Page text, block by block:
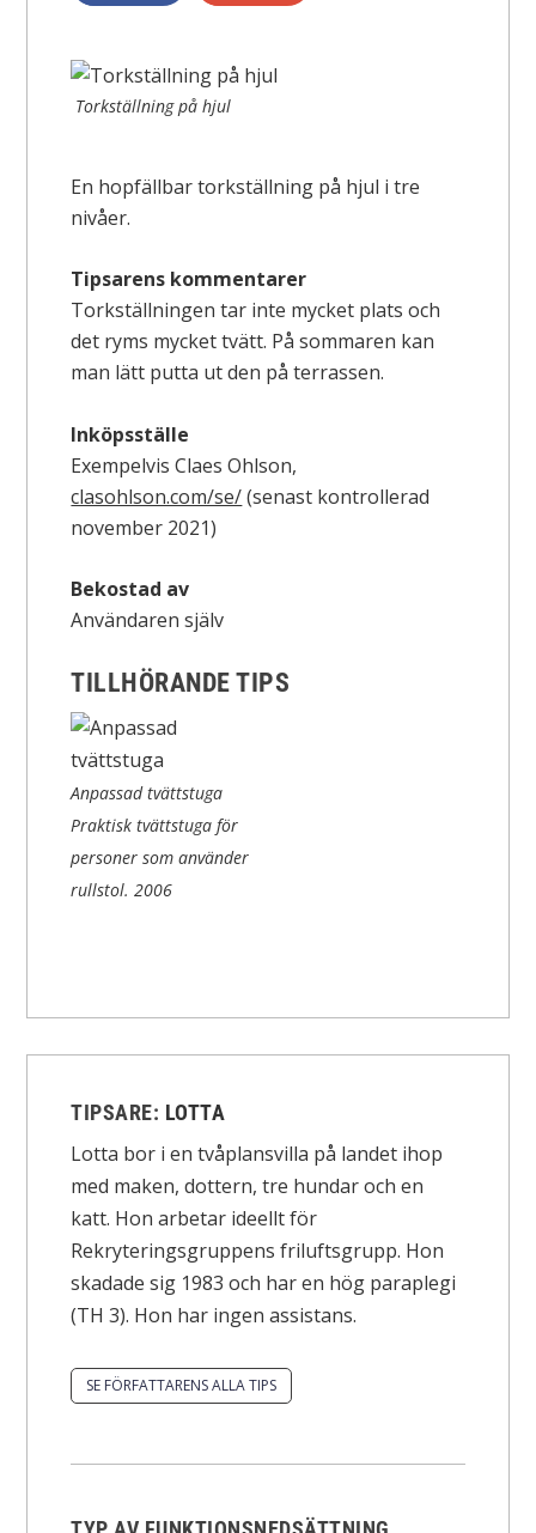
Torkställning på hjul
En hopfällbar torkställning på hjul i tre
nivåer.
Tipsarens kommentarer
Torkställningen tar inte mycket plats och
det ryms mycket tvätt. På sommaren kan
man lätt putta ut den på terrassen.
Inköpsställe
Exempelvis Claes Ohlson,
clasohlson.com/se/(senast kontrollerad
november 2021)
Bekostad av
Användaren själv
TILLHÖRANDE TIPS
Anpassad tvättstuga
Praktisk tvättstuga för
personer som använder
rullstol.2006
TIPSARE: LOTTA
Lotta bor i en tvåplansvilla på landet ihop
med maken, dottern, tre hundar och en
katt. Hon arbetar ideellt för
Rekryteringsgruppens friluftsgrupp. Hon
skadade sig 1983 och har en hög paraplegi
(TH 3). Hon har ingen assistans.
SE FÖRFATTARENS ALLA TIPS